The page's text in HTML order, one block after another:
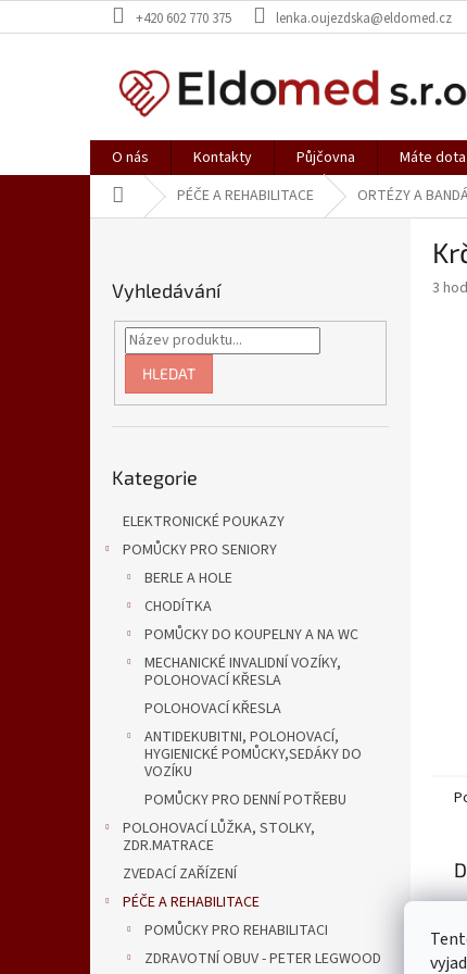
na
+420 602 770 375 lenka.oujezdska@eldomed.cz
O nás Kontakty Půjčovna Máte
Domů PÉČE A REHABILITACE ORTÉZY A
Vyhledávání
HLEDAT
kategorie
Kategorie
ELEKTRONICKÉ POUKAZY
POMŮCKY PRO SENIORY
BERLE A HOLE
CHODÍTKA
POMŮCKY DO KOUPELNY A NA WC
MECHANICKÉ INVALIDNÍ VOZÍKY,
POLOHOVACÍ KŘESLA
POLOHOVACÍ KŘESLA
ANTIDEKUBITNI, POLOHOVACÍ,
HYGIENICKÉ POMŮCKY,SEDÁKY DO
VOZÍKU
POMŮCKY PRO DENNÍ POTŘEBU
POLOHOVACÍ LŮŽKA, STOLKY,
ZDR.MATRACE
ZVEDACÍ ZAŘÍZENÍ
PÉČE A REHABILITACE
POMŮCKY PRO REHABILITACI
ZDRAVOTNÍ OBUV - PETER LEGWOOD
3